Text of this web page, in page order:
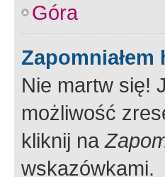
Góra
Zapomniałem
Nie martw się!
możliwość
kliknij na
wskazówkami.